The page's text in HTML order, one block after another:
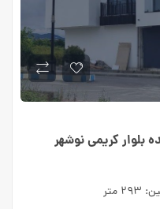
بلوار کریمی نوشهر
۲۹۳ متر